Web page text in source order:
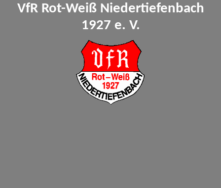
VfR Rot-Weiß Niedertiefenbach
1927 e. V.